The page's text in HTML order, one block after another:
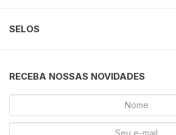
SELOS
RECEBA NOSSAS NOVIDADES